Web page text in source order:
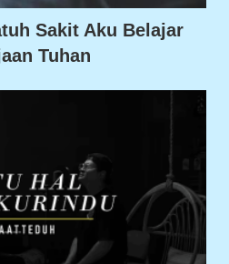
Sakit Aku Belajar
Tuhan